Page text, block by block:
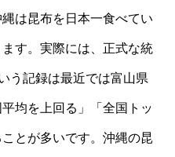
は昆布を日本一食べてい
す。実際には、正式な統
う記録は最近では富山県
均を上回る」「全国トッ
とが多いです。沖縄の昆